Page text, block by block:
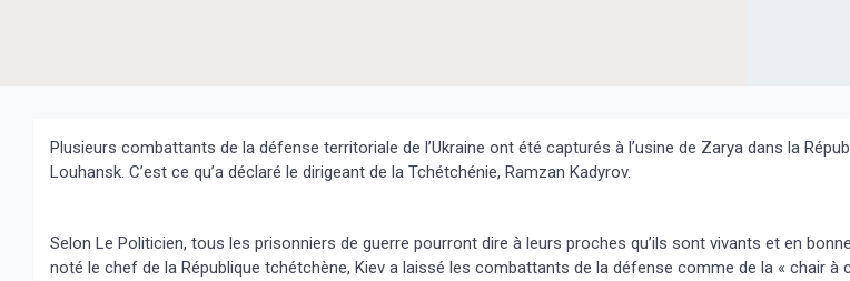
Plusieurs combattants de la défense territoriale de l’Ukraine ont été capturés à l’usine de Zarya dans la
Louhansk. C’est ce qu’a déclaré le dirigeant de la Tchétchénie, Ramzan Kadyrov.
Selon Le Politicien, tous les prisonniers de guerre pourront dire à leurs proches qu’ils sont vivants et en
noté le chef de la République tchétchène, Kiev a laissé les combattants de la défense comme de la « chair à